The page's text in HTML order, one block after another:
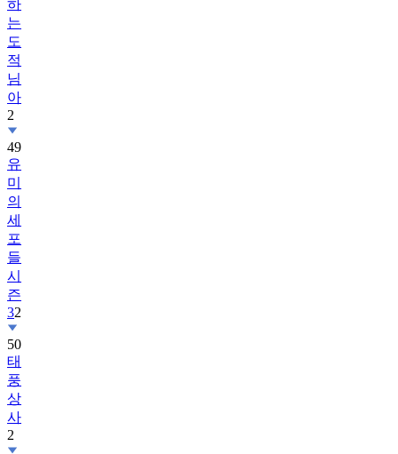
하
는
도
적
님
아
2
49
유
미
의
세
포
들
시
즌
32
50
태
풍
상
사
2